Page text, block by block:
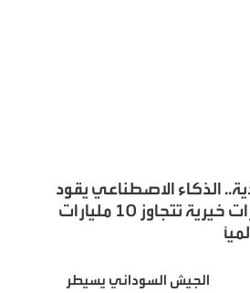
الذكاء الاصطناعي يقود
استثمارات خيرية تتجاوز 10 مليارات
الجيش السوداني يسيطر